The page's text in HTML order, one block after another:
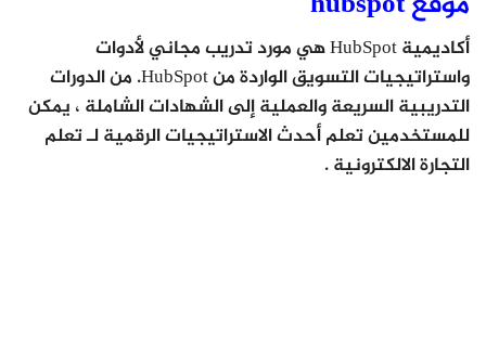
أكاديمية HubSpot هي مورد تدريب مجاني لأدوات
واستراتيجيات التسويق الواردة من HubSpot. من الدورات
التدريبية السريعة والعملية إلى الشهادات الشاملة ، يمكن
للمستخدمين تعلم أحدث الاستراتيجيات الرقمية لـ تعلم
التجارة الالكترونية .